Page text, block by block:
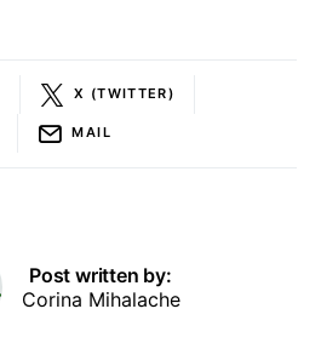
X (TWITTER)
MAIL
Post written by:
Corina Mihalache